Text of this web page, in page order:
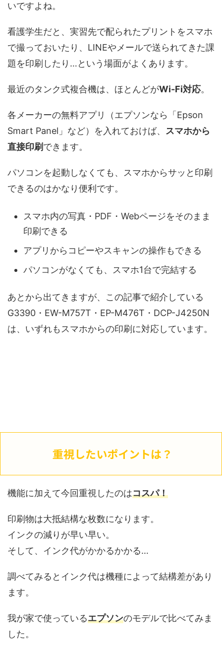
いですよね。
看護学生だと、実習先で配られたプリントをスマホ
で撮っておいたり、LINEやメールで送られてきた課
題を印刷したり…という場面がよくあります。
最近のタンク式複合機は、ほとんどがWi-Fi対応。
各メーカーの無料アプリ（エプソンなら「Epson
Smart Panel」など）を入れておけば、 スマホから
直接印刷できます。
パソコンを起動しなくても、スマホからサッと印刷
できるのはかなり便利です。
スマホ内の写真・PDF・Webページをそのまま
印刷できる
アプリからコピーやスキャンの操作もできる
パソコンがなくても、スマホ1台で完結する
あとから出てきますが、この記事で紹介している
G3390・EW-M757T・EP-M476T・DCP-J4250N
は、いずれもスマホからの印刷に対応しています。
重視したいポイントは？
機能に加えて今回重視したのはコスパ！
印刷物は大抵結構な枚数になります。
インクの減りが早い早い。
そして、インク代がかかるかかる…
調べてみるとインク代は機種によって結構差があり
ます。
我が家で使っているエプソンのモデルで比べてみま
した。